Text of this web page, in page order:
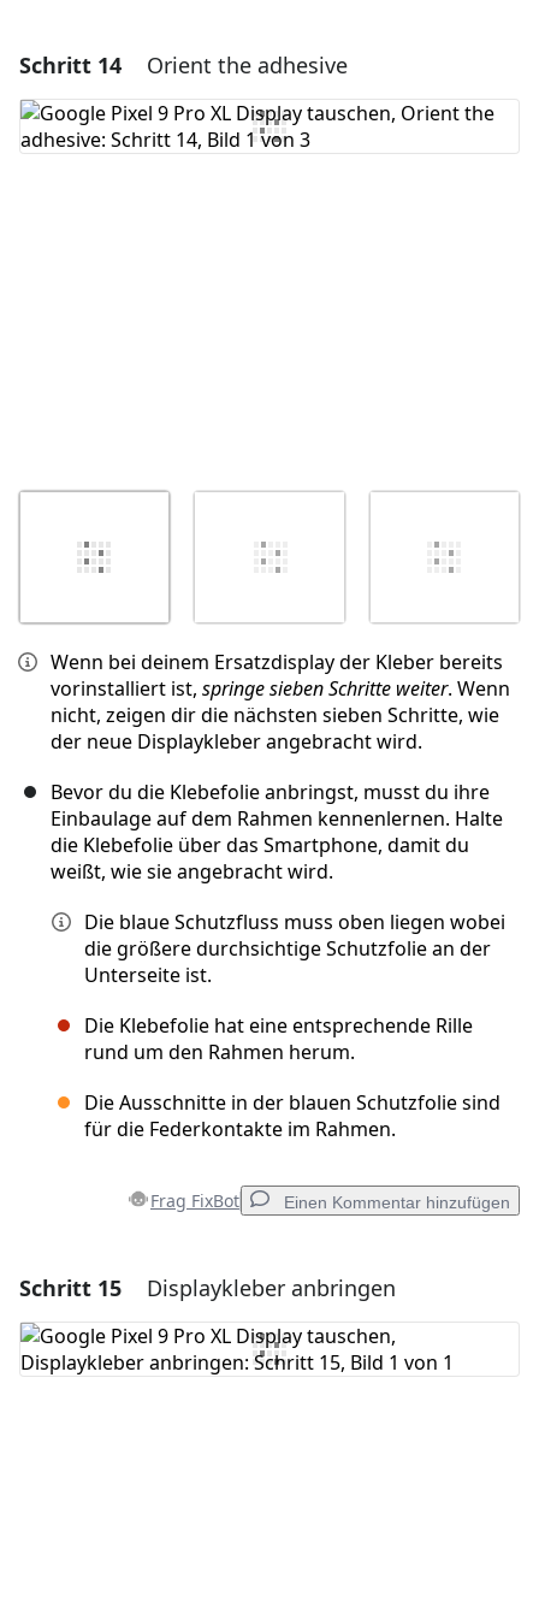
Einen Kommentar hinzufügen
Kommentar hinzufügen
Schritt 14 Orient the adhesive
Wenn bei deinem Ersatzdisplay der Kleber bereits
vorinstalliert ist, springe sieben Schritte weiter. Wenn
nicht, zeigen dir die nächsten sieben Schritte, wie
der neue Displaykleber angebracht wird.
Bevor du die Klebefolie anbringst, musst du ihre
Einbaulage auf dem Rahmen kennenlernen. Halte
die Klebefolie über das Smartphone, damit du
weißt, wie sie angebracht wird.
Die blaue Schutzfluss muss oben liegen wobei
die größere durchsichtige Schutzfolie an der
Unterseite ist.
Die Klebefolie hat eine entsprechende Rille
rund um den Rahmen herum.
Die Ausschnitte in der blauen Schutzfolie sind
für die Federkontakte im Rahmen.
Frag FixBot Einen Kommentar hinzufügen
Einen Kommentar hinzufügen
Kommentar hinzufügen
Schritt 15 Displaykleber anbringen